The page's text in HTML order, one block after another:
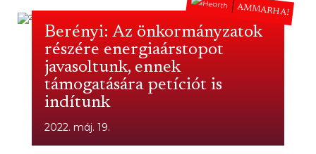
AMMARHA!
Berényi: Az önkormányzatok
részére energiaárstopot
javasoltunk, ennek
támogatására petíciót is
indítunk
2022. máj. 19.